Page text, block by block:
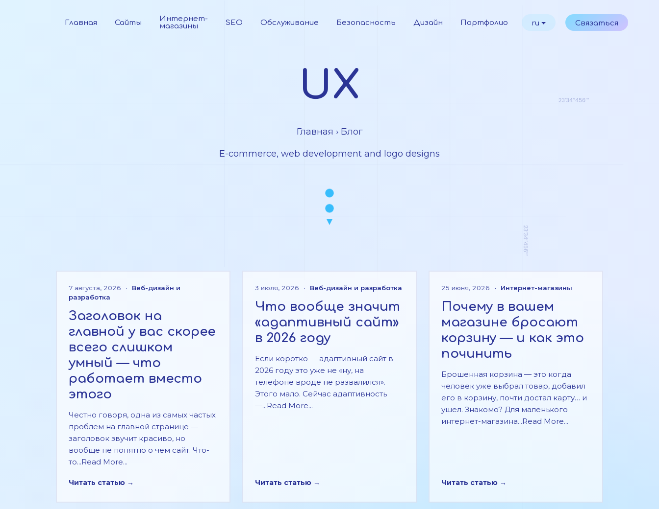
Главная Сайты
Интернет-
магазины
SEO Обслуживание Безопасность Дизайн Портфолио ru Связаться
UX
Главная › Блог
E-commerce, web development and logo designs
7 августа, 2026 ·
Веб-дизайн и
разработка
Заголовок на
главной у вас скорее
всего слишком
умный — что
работает вместо
этого
Честно говоря, одна из самых частых
проблем на главной странице —
заголовок звучит красиво, но
вообще не понятно о чем сайт. Что-
то...Read More...
Читать статью →
3 июля, 2026 · Веб-дизайн и разработка
Что вообще значит
«адаптивный сайт»
в 2026 году
Если коротко — адаптивный сайт в
2026 году это уже не «ну, на
телефоне вроде не развалился».
Этого мало. Сейчас адаптивность
—...Read More...
Читать статью →
25 июня, 2026 · Интернет-магазины
Почему в вашем
магазине бросают
корзину — и как это
починить
Брошенная корзина — это когда
человек уже выбрал товар, добавил
его в корзину, почти достал карту… и
ушел. Знакомо? Для маленького
интернет-магазина...Read More...
Читать статью →